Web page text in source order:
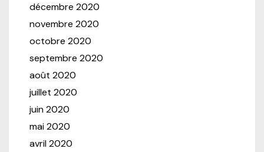
décembre 2020
novembre 2020
octobre 2020
septembre 2020
août 2020
juillet 2020
juin 2020
mai 2020
avril 2020